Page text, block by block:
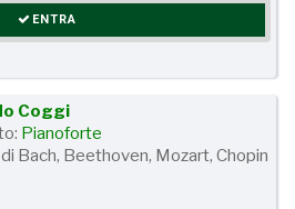
ENTRA
Coggi
Pianoforte
Bach, Beethoven, Mozart, Chopin